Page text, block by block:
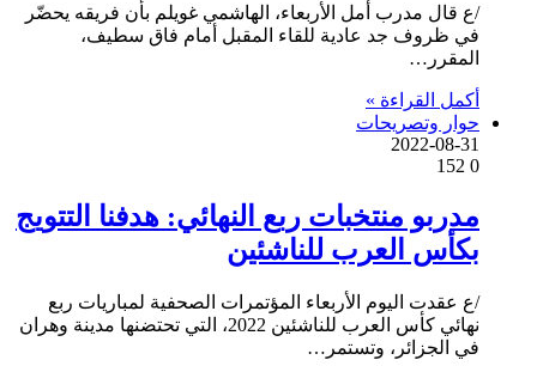
/ع قال مدرب أمل الأربعاء، الهاشمي غويلم بأن فريقه يحضّر
في ظروف جد عادية للقاء المقبل أمام فاق سطيف،
المقرر…
أكمل القراءة »
حوار وتصريحات
2022-08-31
0
مدربو منتخبات ربع النهائي: هدفنا التتويج
بكأس العرب للناشئين
/ع عقدت اليوم الأربعاء المؤتمرات الصحفية لمباريات ربع
نهائي كأس العرب للناشئين 2022، التي تحتضنها مدينة وهران
في الجزائر، وتستمر…